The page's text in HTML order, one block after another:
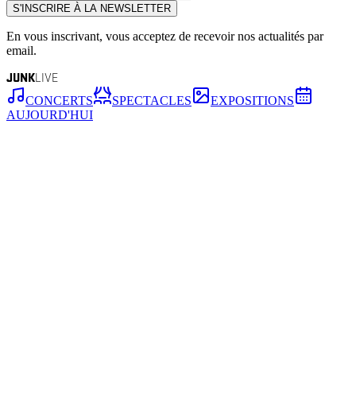
S'INSCRIRE À LA NEWSLETTER
En vous inscrivant, vous acceptez de recevoir nos actualités par
email.
JUNKLIVE
CONCERTS SPECTACLES
EXPOSITIONS
AUJOURD'HUI